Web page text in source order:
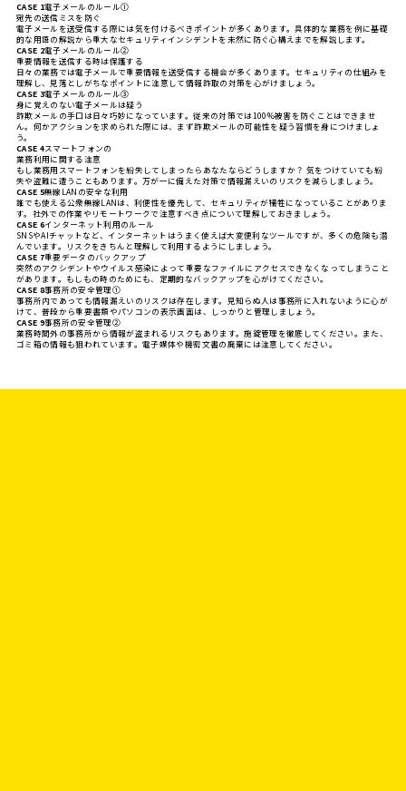
CASE 1電子メールのルール①
宛先の送信ミスを防ぐ
電子メールを送受信する際には気を付けるべきポイントが多くあります。具体的な業務を例に基礎
的な用語の解説から重大なセキュリティインシデントを未然に防ぐ心構えまでを解説します。
CASE 2電子メールのルール②
重要情報を送信する時は保護する
日々の業務では電子メールで重要情報を送受信する機会が多くあります。セキュリティの仕組みを
理解し、見落としがちなポイントに注意して情報詐取の対策を心がけましょう。
CASE 3電子メールのルール③
身に覚えのない電子メールは疑う
詐欺メールの手口は日々巧妙になっています。従来の対策では100%被害を防ぐことはできませ
ん。何かアクションを求められた際には、まず詐欺メールの可能性を疑う習慣を身につけましょ
う。
CASE 4スマートフォンの
業務利用に関する注意
もし業務用スマートフォンを紛失してしまったらあなたならどうしますか？ 気をつけていても紛
失や盗難に遭うこともあります。万が一に備えた対策で情報漏えいのリスクを減らしましょう。
CASE 5無線LANの安全な利用
誰でも使える公衆無線LANは、利便性を優先して、セキュリティが犠牲になっていることがありま
す。社外での作業やリモートワークで注意すべき点について理解しておきましょう。
CASE 6インターネット利用のルール
SNSやAIチャットなど、インターネットはうまく使えば大変便利なツールですが、多くの危険も潜
んでいます。リスクをきちんと理解して利用するようにしましょう。
CASE 7重要データのバックアップ
突然のアクシデントやウイルス感染によって重要なファイルにアクセスできなくなってしまうこと
があります。もしもの時のためにも、定期的なバックアップを心がけてください。
CASE 8事務所の安全管理①
事務所内であっても情報漏えいのリスクは存在します。見知らぬ人は事務所に入れないように心が
けて、普段から重要書類やパソコンの表示画面は、しっかりと管理しましょう。
CASE 9事務所の安全管理②
業務時間外の事務所から情報が盗まれるリスクもあります。施錠管理を徹底してください。また、
ゴミ箱の情報も狙われています。電子媒体や機密文書の廃棄には注意してください。